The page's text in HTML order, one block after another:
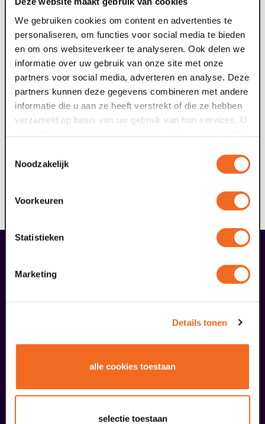
We gebruiken cookies om content en advertenties te
personaliseren, om functies voor social media te bieden
en om ons websiteverkeer te analyseren. Ook delen we
informatie over uw gebruik van onze site met onze
partners voor social media, adverteren en analyse. Deze
partners kunnen deze gegevens combineren met andere
informatie die u aan ze heeft verstrekt of die ze hebben
verzameld op basis van uw gebruik van hun services. U
gaat akkoord met onze cookies als u onze website blijft
Noodzakelijk
Voorkeuren
Statistieken
Marketing
Details tonen
alle cookies toestaan
selectie toestaan
Woensdag 3 juni 2026 | 16.00 uur
bekijk hier alle voorstellingen in het programma
18